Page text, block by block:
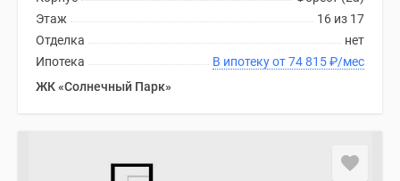
16 из 17
Этаж
нет
Отделка
В ипотеку от 74 815₽/мес
Ипотека
ЖК «Солнечный Парк»